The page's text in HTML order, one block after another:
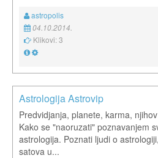
astropolis
04.10.2014.
Klikovi: 3
Astrologija Astrovip
Predvidjanja, planete, karma,
Kako se "naoruzati" poznavanjem
astrologija. Poznati ljudi o
satova u...